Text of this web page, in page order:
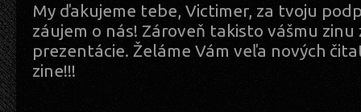
My ďakujeme tebe, Victimer, za tvoju
záujem o nás! Zároveň takisto vášmu zinu
prezentácie. Želáme Vám veľa nových
zine!!!